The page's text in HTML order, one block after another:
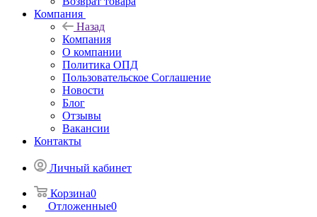
Компания
Назад
Компания
О компании
Политика ОПД
Пользовательское Соглашение
Новости
Блог
Отзывы
Вакансии
Контакты
Личный кабинет
Корзина0
Отложенные0